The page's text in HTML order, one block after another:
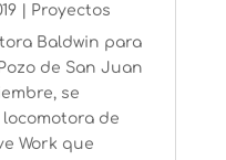
|
Proyectos
Baldwin para
de San Juan
se
de
Work que